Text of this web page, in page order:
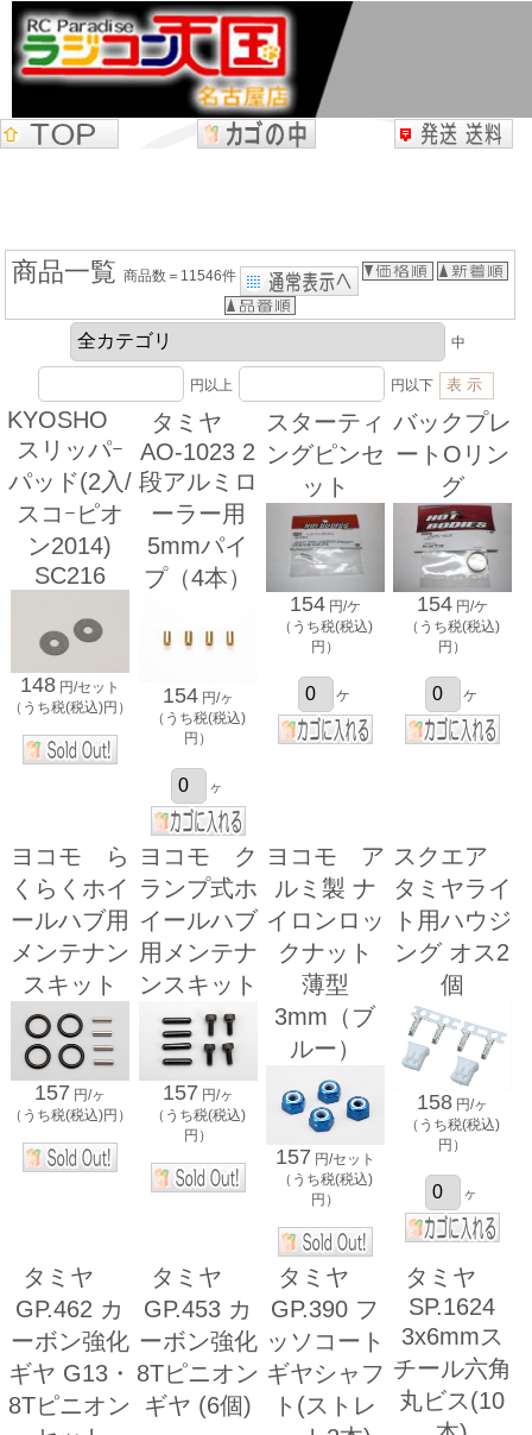
商品一覧商品数＝11546件
中
円以上 円以下
KYOSHO
スリッパｰ
パッド(2入/
スコｰピオ
ン2014)
SC216
148 円/セット
（うち税(税込)円）
タミヤ
AO-1023 2
段アルミロ
ーラー用
5mmパイ
プ（4本）
154 円/ヶ
（うち税(税込)
円）
ヶ
スターティ
ングピンセ
ット
154 円/ケ
（うち税(税込)
円）
ケ
バックプレ
ートOリン
グ
154 円/ケ
（うち税(税込)
円）
ケ
ヨコモ ら
くらくホイ
ールハブ用
メンテナン
スキット
157 円/ヶ
（うち税(税込)円）
ヨコモ ク
ランプ式ホ
イールハブ
用メンテナ
ンスキット
157 円/ヶ
（うち税(税込)
円）
ヨコモ ア
ルミ製 ナ
イロンロッ
クナット
薄型
3mm（ブ
ルー）
157 円/セット
（うち税(税込)
円）
スクエア
タミヤライ
ト用ハウジ
ング オス2
個
158 円/ヶ
（うち税(税込)
円）
ヶ
タミヤ
GP.462 カ
ーボン強化
ギヤ G13・
8Tピニオン
タミヤ
GP.453 カ
ーボン強化
8Tピニオン
ギヤ (6個)
タミヤ
GP.390 フ
ッソコート
ギヤシャフ
ト(ストレ
タミヤ
SP.1624
3x6mmス
チール六角
丸ビス(10